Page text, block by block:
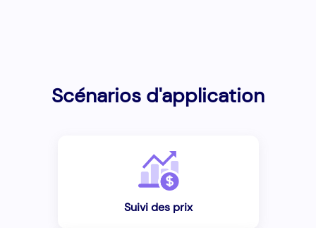
Scénarios d'application
Suivi des prix